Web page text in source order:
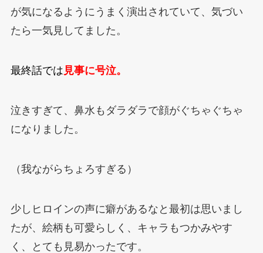
が気になるようにうまく演出されていて、気づい
たら一気見してました。
最終話では 見事に号泣。
泣きすぎて、鼻水もダラダラで顔がぐちゃぐちゃ
になりました。
（我ながらちょろすぎる）
少しヒロインの声に癖があるなと最初は思いまし
たが、絵柄も可愛らしく、キャラもつかみやす
く、とても見易かったです。